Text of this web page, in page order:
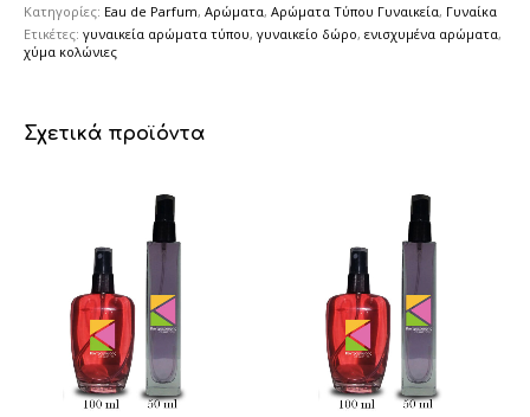
Κατηγορίες: Eau de Parfum,Αρώματα,Αρώματα Τύπου Γυναικεία, Γυναίκα
Ετικέτες:γυναικεία αρώματα τύπου,γυναικείο δώρο,ενισχυμένα αρώματα,
χύμα κολώνιες
Σχετικά προϊόντα